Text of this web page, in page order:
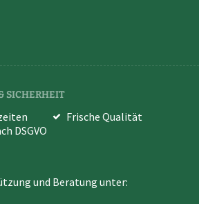
SICHERHEIT
Frische Qualität
DSGVO
und Beratung unter: